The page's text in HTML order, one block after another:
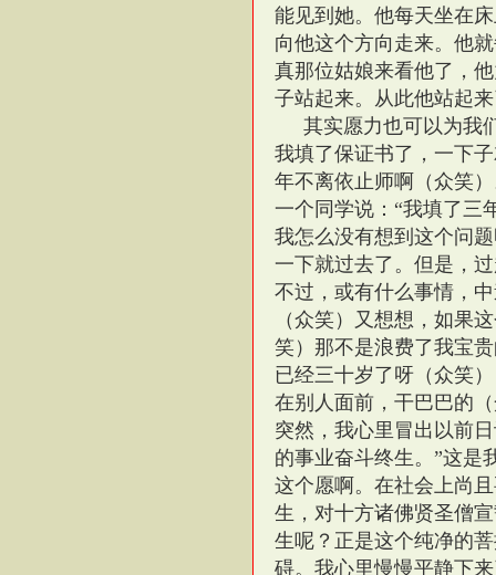
能见到她。他每天坐在
向他这个方向走来。他
真那位姑娘来看他了，
子站起来。从此他站起
其实愿力也可以为我
我填了保证书了，一下
年不离依止师啊（众笑
一个同学说：“我填了三
我怎么没有想到这个问
一下就过去了。但是，
不过，或有什么事情，
（众笑）又想想，如果
笑）那不是浪费了我宝
已经三十岁了呀（众笑
在别人面前，干巴巴的
突然，我心里冒出以前
的事业奋斗终生。”这是
这个愿啊。在社会上尚
生，对十方诸佛贤圣僧
生呢？正是这个纯净的
碍。我心里慢慢平静下